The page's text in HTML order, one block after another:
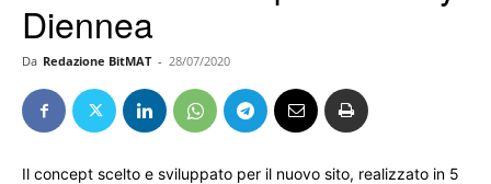
Diennea
Da Redazione BitMAT - 28/07/2020
Il concept scelto e sviluppato per il nuovo sito, realizzato in 5